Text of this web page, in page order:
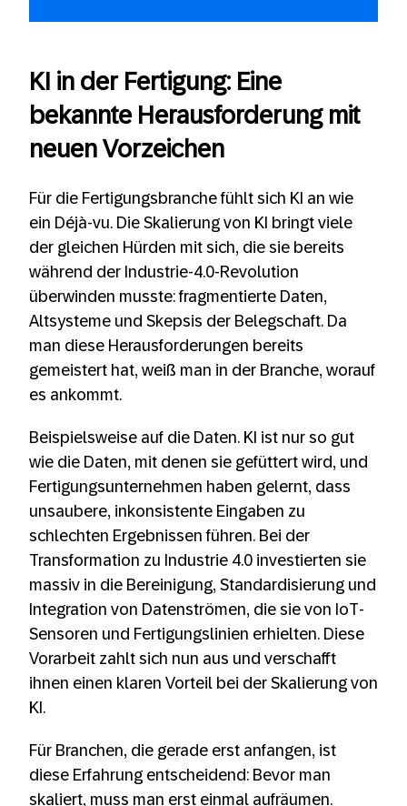
KI in der Fertigung: Eine
bekannte Herausforderung mit
neuen Vorzeichen
Für die Fertigungsbranche fühlt sich KI an wie
ein Déjà-vu. Die Skalierung von KI bringt viele
der gleichen Hürden mit sich, die sie bereits
während der Industrie-4.0-Revolution
überwinden musste: fragmentierte Daten,
Altsysteme und Skepsis der Belegschaft. Da
man diese Herausforderungen bereits
gemeistert hat, weiß man in der Branche, worauf
es ankommt.
Beispielsweise auf die Daten. KI ist nur so gut
wie die Daten, mit denen sie gefüttert wird, und
Fertigungsunternehmen haben gelernt, dass
unsaubere, inkonsistente Eingaben zu
schlechten Ergebnissen führen. Bei der
Transformation zu Industrie 4.0 investierten sie
massiv in die Bereinigung, Standardisierung und
Integration von Datenströmen, die sie von IoT-
Sensoren und Fertigungslinien erhielten. Diese
Vorarbeit zahlt sich nun aus und verschafft
ihnen einen klaren Vorteil bei der Skalierung von
KI.
Für Branchen, die gerade erst anfangen, ist
diese Erfahrung entscheidend: Bevor man
skaliert, muss man erst einmal aufräumen.